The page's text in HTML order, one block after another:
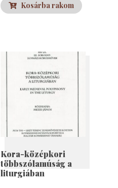
Kosárba rakom
Kora-középkori
többszólamúság a
liturgiában